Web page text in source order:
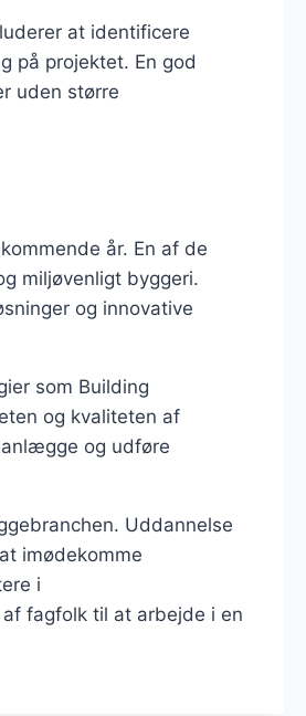
at identificere
på projektet. En god
uden større
år. En af de
miljøvenligt byggeri.
og innovative
som Building
og kvaliteten af
og udføre
Uddannelse
imødekomme
i
fagfolk til at arbejde i en